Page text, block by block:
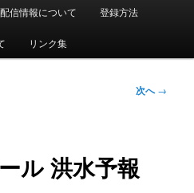
配信情報について 登録方法
リンク集
次へ→
ル 洪水予報